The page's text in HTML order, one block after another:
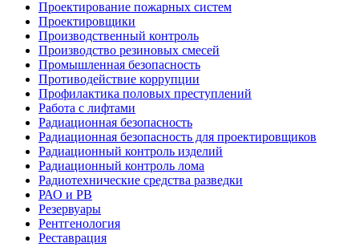
Проектирование пожарных систем
Проектировщики
Производственный контроль
Производство резиновых смесей
Промышленная безопасность
Противодействие коррупции
Профилактика половых преступлений
Работа с лифтами
Радиационная безопасность
Радиационная безопасность для проектировщиков
Радиационный контроль изделий
Радиационный контроль лома
Радиотехнические средства разведки
РАО и РВ
Резервуары
Рентгенология
Реставрация